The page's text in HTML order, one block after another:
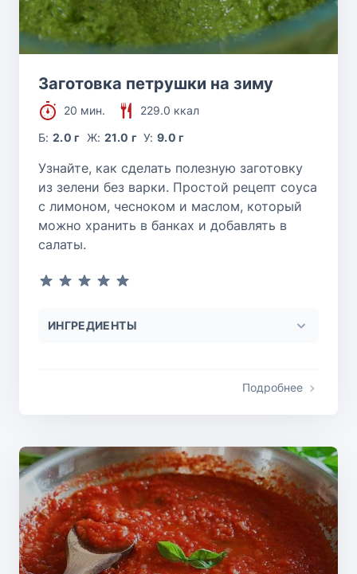
Заготовка петрушки на зиму
20 мин.
229.0 ккал
Б:2.0 г Ж: 21.0 г У:9.0 г
Узнайте, как сделать полезную заготовку
из зелени без варки. Простой рецепт соуса
с лимоном, чесноком и маслом, который
можно хранить в банках и добавлять в
салаты.
ИНГРЕДИЕНТЫ
Подробнее